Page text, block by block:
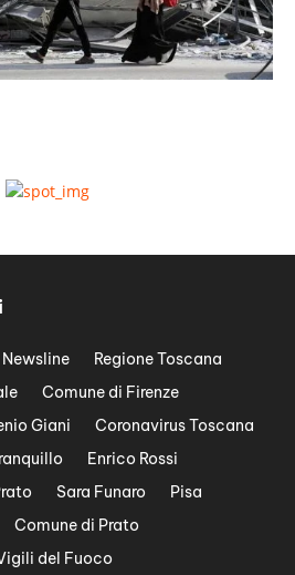
Newsline
Regione Toscana
Comune di Firenze
Giani
Coronavirus Toscana
Enrico Rossi
Sara Funaro
Pisa
Comune di Prato
del Fuoco